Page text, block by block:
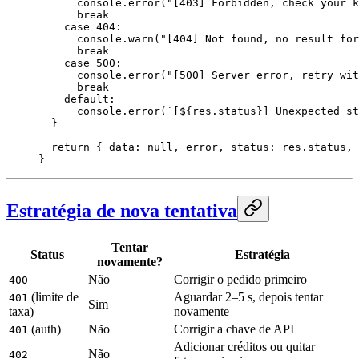
      console.
error( "[403] Forbidden, check your
      break
    case
404 :
      console.
warn ( "[404] Not found, no result
      break
    case
500 :
      console.
error( "[500] Server error, retry
      break
    default
:
      console.
error( `[${ res . status }] Unexpected
  }
  return
{ data: null , error, status:
}
Estratégia de nova tentativa
Status
Tentar
novamente?
Estratégia
400 Não Corrigir o pedido primeiro
401 (limite de
taxa)
Sim
Aguardar 2–5 s, depois tentar
novamente
401 (auth) Não Corrigir a chave de API
402 Não
Adicionar créditos ou quitar